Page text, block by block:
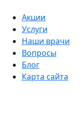
Акции
Услуги
Наши врачи
Вопросы
Блог
Карта сайта